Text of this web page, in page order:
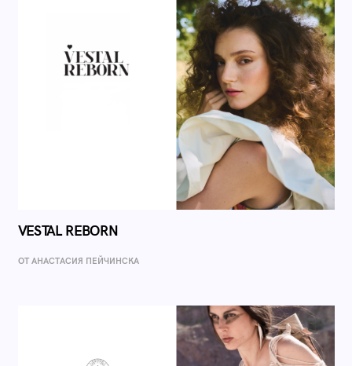
VESTAL REBORN
ОТ AНАСТАСИЯ ПЕЙЧИНСКА